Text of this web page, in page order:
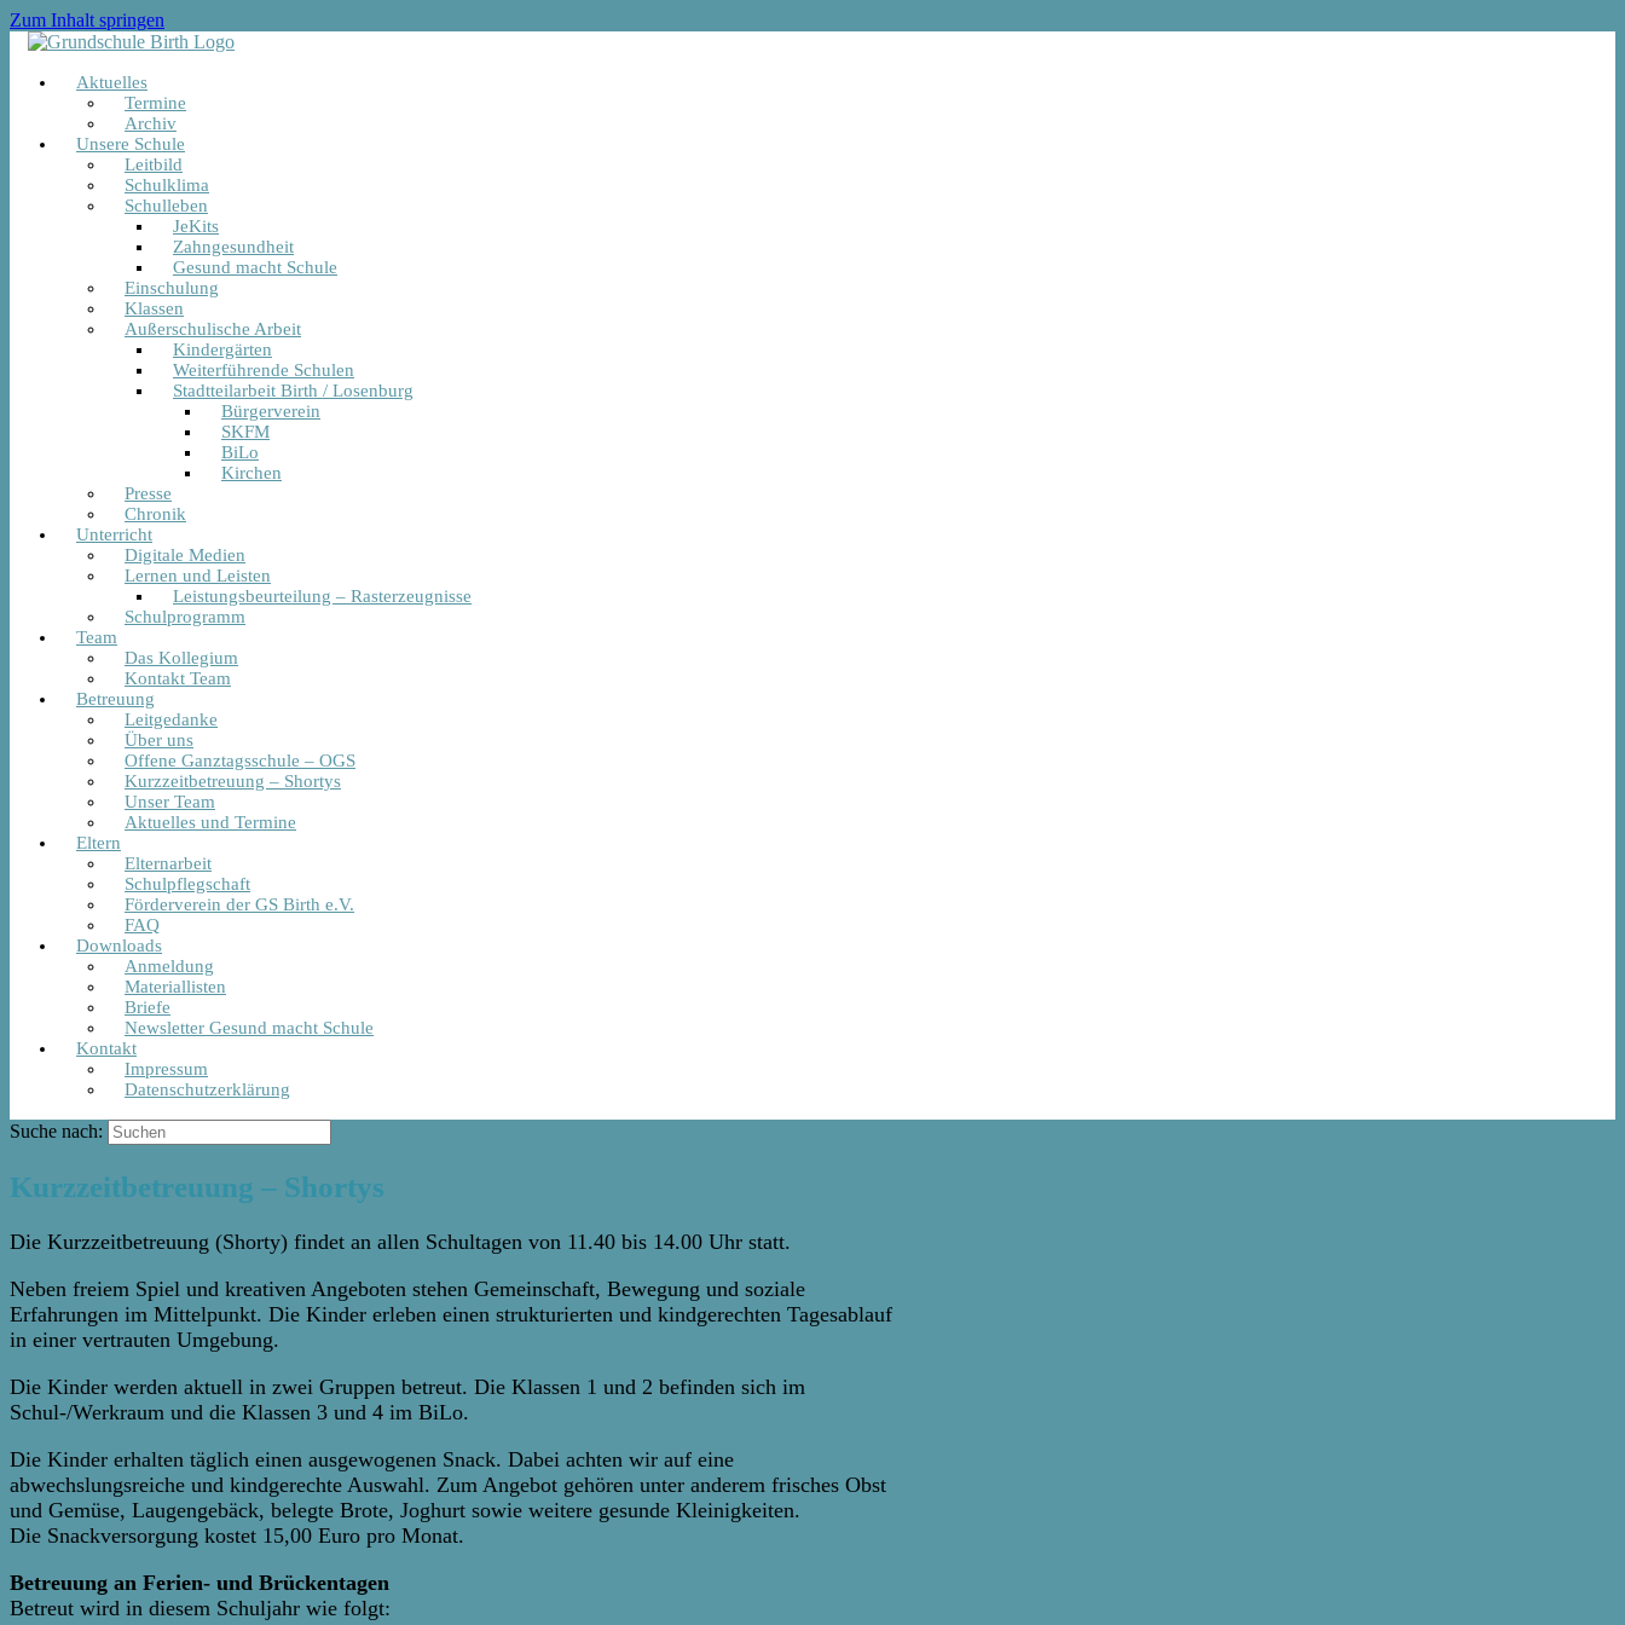
Zum Inhalt springen
Aktuelles
Termine
Archiv
Unsere Schule
Leitbild
Schulklima
Schulleben
JeKits
Zahngesundheit
Gesund macht Schule
Einschulung
Klassen
Außerschulische Arbeit
Kindergärten
Weiterführende Schulen
Stadtteilarbeit Birth / Losenburg
Bürgerverein
SKFM
BiLo
Kirchen
Presse
Chronik
Unterricht
Digitale Medien
Lernen und Leisten
Leistungsbeurteilung – Rasterzeugnisse
Schulprogramm
Team
Das Kollegium
Kontakt Team
Betreuung
Leitgedanke
Über uns
Offene Ganztagsschule – OGS
Kurzzeitbetreuung – Shortys
Unser Team
Aktuelles und Termine
Eltern
Elternarbeit
Schulpflegschaft
Förderverein der GS Birth e.V.
FAQ
Downloads
Anmeldung
Materiallisten
Briefe
Newsletter Gesund macht Schule
Kontakt
Impressum
Datenschutzerklärung
Suche nach:
Kurzzeitbetreuung – Shortys
Die Kurzzeitbetreuung (Shorty) findet an allen Schultagen von 11.40 bis 14.00 Uhr statt.
Neben freiem Spiel und kreativen Angeboten stehen Gemeinschaft, Bewegung und soziale
Erfahrungen im Mittelpunkt. Die Kinder erleben einen strukturierten und kindgerechten Tagesablauf
in einer vertrauten Umgebung.
Die Kinder werden aktuell in zwei Gruppen betreut. Die Klassen 1 und 2 befinden sich im
Schul-/Werkraum und die Klassen 3 und 4 im BiLo.
Die Kinder erhalten täglich einen ausgewogenen Snack. Dabei achten wir auf eine
abwechslungsreiche und kindgerechte Auswahl. Zum Angebot gehören unter anderem frisches Obst
und Gemüse, Laugengebäck, belegte Brote, Joghurt sowie weitere gesunde Kleinigkeiten.
Die Snackversorgung kostet 15,00 Euro pro Monat.
Betreuung an Ferien- und Brückentagen
Betreut wird in diesem Schuljahr wie folgt: